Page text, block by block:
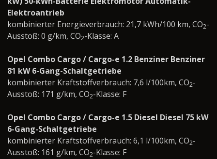
Elektroantrieb
kombinierter Energieverbrauch: 21,7 kWh/100 km, CO2-
Ausstoß: 0 g/km, CO2-Klasse: A
Opel Combo Cargo / Cargo-e 1.2 Benziner Benziner
81 kW 6-Gang-Schaltgetriebe
kombinierter Kraftstoffverbrauch: 7,6 l/100km, CO2-
Ausstoß: 171 g/km, CO2-Klasse: F
Opel Combo Cargo / Cargo-e 1.5 Diesel Diesel 75 kW
6-Gang-Schaltgetriebe
kombinierter Kraftstoffverbrauch: 6,1 l/100km, CO2-
Ausstoß: 161 g/km, CO2-Klasse: F